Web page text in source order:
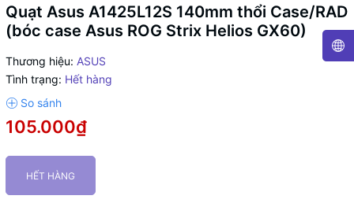
Quạt Asus A1425L12S 140mm thổi Case/RAD
(bóc case Asus ROG Strix Helios GX60)
Thương hiệu: ASUS
Tình trạng: Hết hàng
105.000₫
HẾT HÀNG